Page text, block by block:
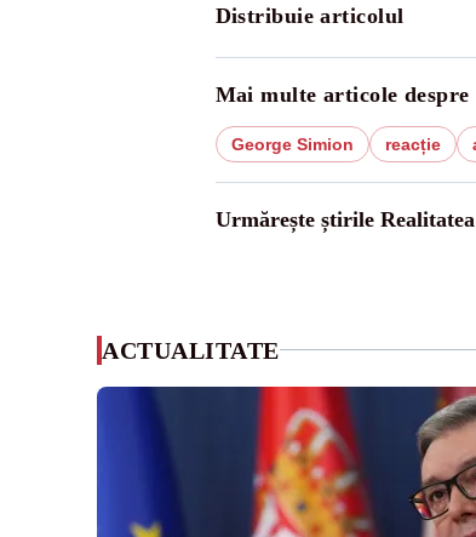
Distribuie articolul
Mai multe articole despre
George Simion reacție
Urmărește știrile
ACTUALITATE